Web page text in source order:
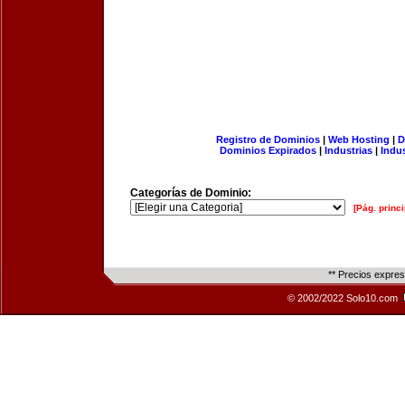
Registro de Dominios| Web Hosting |
Dominios Expirados | Industrias |
Categorías de Dominio:
[Pág.
** Precios
© 2002/2022 Solo10.com